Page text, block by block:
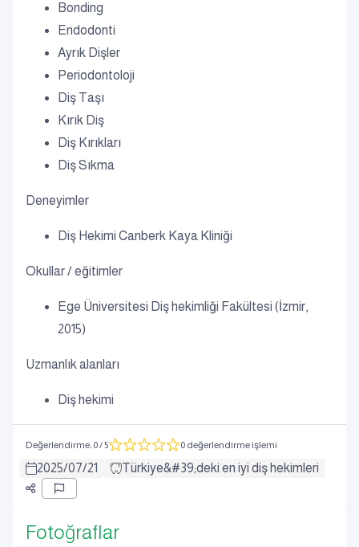
Bonding
Endodonti
Ayrık Dişler
Periodontoloji
Diş Taşı
Kırık Diş
Diş Kırıkları
Diş Sıkma
Deneyimler
Diş Hekimi Canberk Kaya Kliniği
Okullar / eğitimler
Ege Üniversitesi Diş hekimliği Fakültesi (İzmir,
2015)
Uzmanlık alanları
Diş hekimi
Değerlendirme: 0/ 5 0 değerlendirme işlemi
2025/07/21 Türkiye&#39;deki en iyi diş hekimleri
Fotoğraflar